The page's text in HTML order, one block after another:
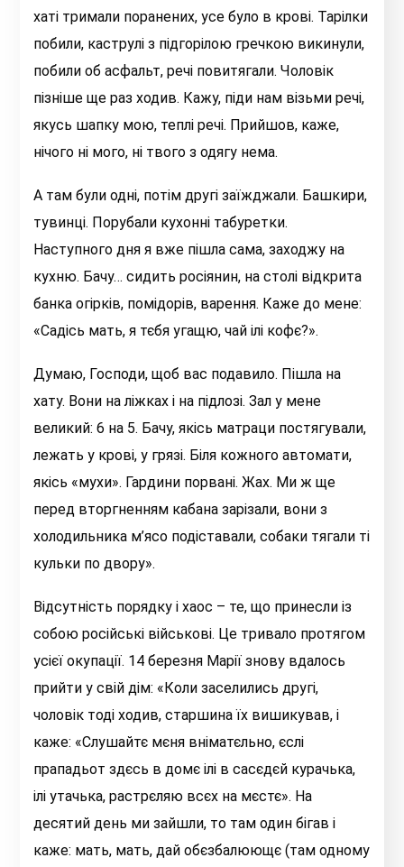
хаті тримали поранених, усе було в крові. Тарілки
побили, каструлі з підгорілою гречкою викинули,
побили об асфальт, речі повитягали. Чоловік
пізніше ще раз ходив. Кажу, піди нам візьми речі,
якусь шапку мою, теплі речі. Прийшов, каже,
нічого ні мого, ні твого з одягу нема.
А там були одні, потім другі заїжджали. Башкири,
тувинці. Порубали кухонні табуретки.
Наступного дня я вже пішла сама, заходжу на
кухню. Бачу… сидить росіянин, на столі відкрита
банка огірків, помідорів, варення. Каже до мене:
«Садісь мать, я тєбя угащю, чай ілі кофє?».
Думаю, Господи, щоб вас подавило. Пішла на
хату. Вони на ліжках і на підлозі. Зал у мене
великий: 6 на 5. Бачу, якісь матраци постягували,
лежать у крові, у грязі. Біля кожного автомати,
якісь «мухи». Гардини порвані. Жах. Ми ж ще
перед вторгненням кабана зарізали, вони з
холодильника м’ясо подіставали, собаки тягали ті
кульки по двору».
Відсутність порядку і хаос – те, що принесли із
собою російські військові. Це тривало протягом
усієї окупації. 14 березня Марії знову вдалось
прийти у свій дім: «Коли заселились другі,
чоловік тоді ходив, старшина їх вишикував, і
каже: «Слушайтє мєня вніматєльно, єслі
прападьот здєсь в домє ілі в сасєдєй курачька,
ілі утачька, растрєляю всєх на мєстє». На
десятий день ми зайшли, то там один бігав і
каже: мать, мать, дай обєзбалюющє (там одному